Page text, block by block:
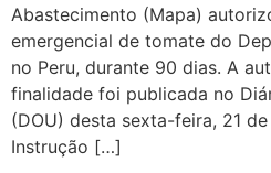
Abastecimento (Mapa)
emergencial de tomate do
no Peru, durante 90 dias. A
finalidade foi publicada no
(DOU) desta sexta-feira, 21
Instrução […]